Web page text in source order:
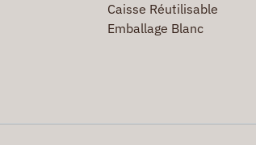
Caisse Réutilisable
Emballage Blanc